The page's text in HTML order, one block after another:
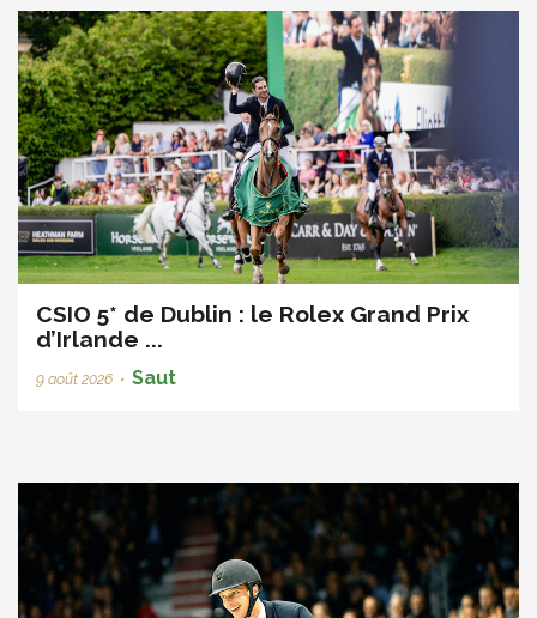
CSIO 5* de Dublin : le Rolex Grand Prix
d’Irlande ...
9 août 2026 • Saut